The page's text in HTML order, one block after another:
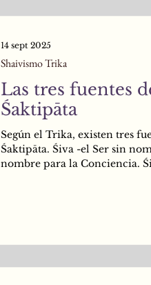
Las tres fuentes
Śaktipāta
Según el Trika, existen tres
Śaktipāta. Śiva -el Ser sin
nombre para la Conciencia.
Shaivismo Trika
14 sept 2025